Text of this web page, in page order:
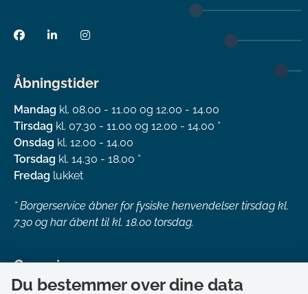
Åbningstider
Mandag kl. 08.00 - 11.00 og 12.00 - 14.00
Tirsdag kl. 07.30 - 11.00 og 12.00 - 14.00 *
Onsdag kl. 12.00 - 14.00
Torsdag kl. 14.30 - 18.00 *
Fredag lukket
* Borgerservice åbner for fysiske henvendelser tirsdag kl.
7.30 og har åbent til kl. 18.00 torsdag.
Genveje
Du bestemmer over dine data